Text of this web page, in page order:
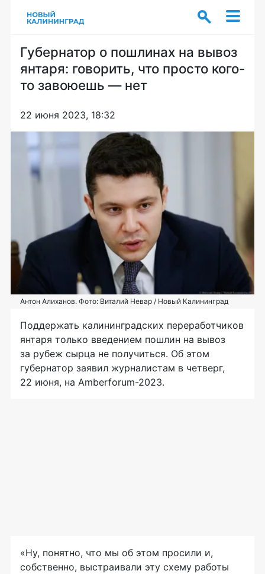
Губернатор о пошлинах на вывоз
янтаря: говорить, что просто кого-
то завоюешь — нет
22 июня 2023, 18:32
Антон Алиханов. Фото: Виталий Невар / Новый Калининград
Поддержать калининградских переработчиков
янтаря только введением пошлин на вывоз
за рубеж сырца не получиться. Об этом
губернатор заявил журналистам в четверг,
22 июня, на Amberforum-2023.
«Ну, понятно, что мы об этом просили и,
собственно, выстраивали эту схему работы